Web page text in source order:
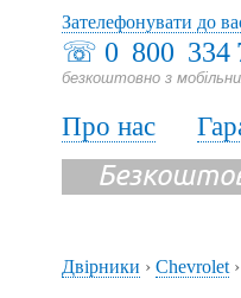
☏ 0 800 334
безкоштовно з
Зателефонувати до
Про нас
Двірники › Chevrolet ›